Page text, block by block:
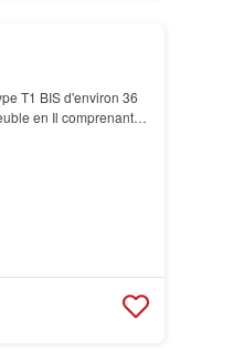
T1 BIS d'environ 36
en Il comprenant